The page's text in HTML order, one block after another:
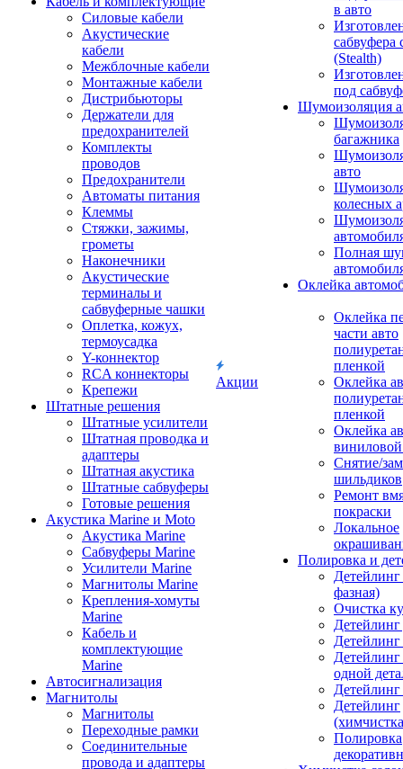
Силовые кабели
Акустические
кабели
Межблочные кабели
Монтажные кабели
Дистрибьюторы
Держатели для
предохранителей
Комплекты
проводов
Предохранители
Автоматы питания
Клеммы
Стяжки, зажимы,
грометы
Наконечники
Акустические
терминалы и
сабвуферные чашки
Оплетка, кожух,
термоусадка
Y-коннектор
RCA коннекторы
Крепежи
Штатные решения
Штатные усилители
Штатная проводка и
адаптеры
Штатная акустика
Штатные сабвуферы
Готовые решения
Акустика Marine и Moto
Акустика Marine
Сабвуферы Marine
Усилители Marine
Магнитолы Marine
Крепления-хомуты
Marine
Кабель и
комплектующие
Marine
Автосигнализация
Магнитолы
Магнитолы
Переходные рамки
Соединительные
провода и адаптеры
Акции
в авто
сабвуфера
(Stealth)
под
Шумоизоляция
багажника
авто
колесных
Полная
Оклейка
Оклейка
части авто
пленкой
Оклейка
пленкой
Оклейка
Снятие/
шильдиков
Ремонт
покраски
Локальное
Полировка и
фазная)
Очистка
Детейлинг
одной
Детейлинг
Полировка